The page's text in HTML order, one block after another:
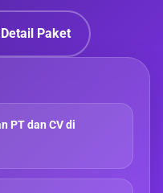
Paket
PT dan CV di